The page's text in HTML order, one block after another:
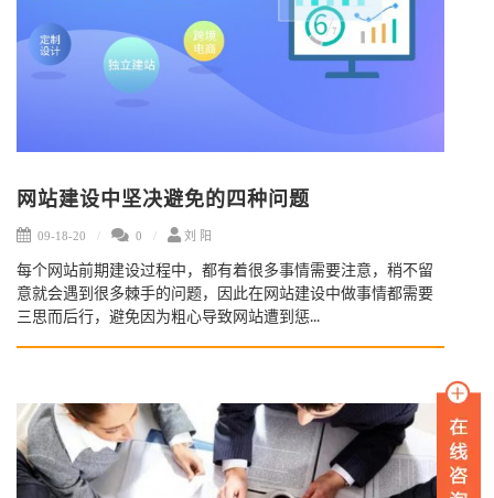
网站建设中坚决避免的四种问题
09-18-20 0 刘 阳
每个网站前期建设过程中，都有着很多事情需要注意，稍不留
意就会遇到很多棘手的问题，因此在网站建设中做事情都需要
三思而后行，避免因为粗心导致网站遭到惩...